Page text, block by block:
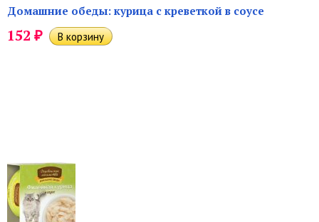
Домашние обеды: курица с креветкой в соусе
152 ₽